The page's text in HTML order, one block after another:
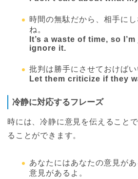
時間の無駄だから、相手に
ね。
It’s a waste of time, so
ignore it.
批判は勝手にさせておけばい
Let them criticize if they
冷静に対応するフレーズ
時には、冷静に意見を伝えること
ることができます。
あなたにはあなたの意見が
意見があるよ。